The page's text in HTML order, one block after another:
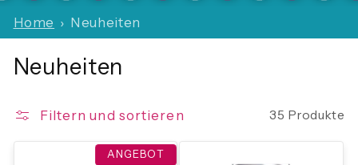
Home Neuheiten
Neuheiten
Filtern und sortieren 35 Produkte
ANGEBOT